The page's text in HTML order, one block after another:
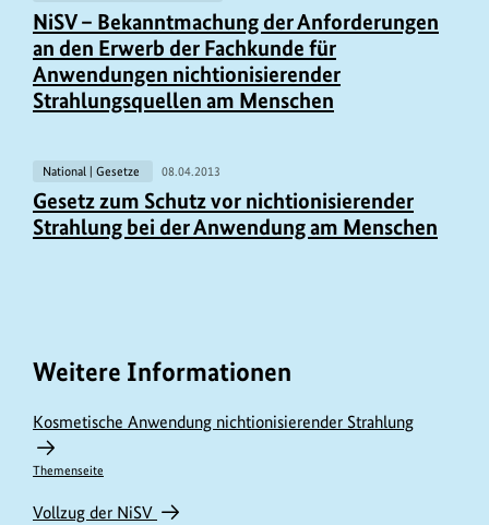
NiSV – Bekanntmachung der Anforderungen
an den Erwerb der Fachkunde für
Anwendungen nichtionisierender
Strahlungsquellen am Menschen
National | Gesetze 08.04.2013
Gesetz zum Schutz vor nichtionisierender
Strahlung bei der Anwendung am Menschen
Weitere Informationen
Kosmetische Anwendung nichtionisierender Strahlung
Themenseite
Vollzug der NiSV